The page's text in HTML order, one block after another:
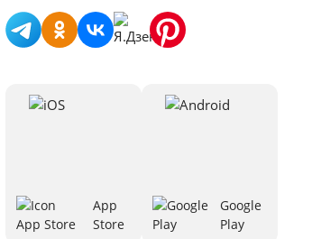
App
Store
Google
Play